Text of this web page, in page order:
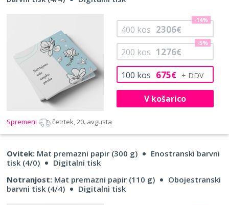
100 kos 675€
200 kos 1276€
-5%
400 kos 2306€
-14%
V košarico
Spremeni četrtek, 20. avgusta
Ovitek: Mat premazni papir (300 g)
Enostranski barvni
tisk (4/0)
Digitalni tisk
Notranjost: Mat premazni papir (110 g)
Obojestranski
barvni tisk (4/4)
Digitalni tisk